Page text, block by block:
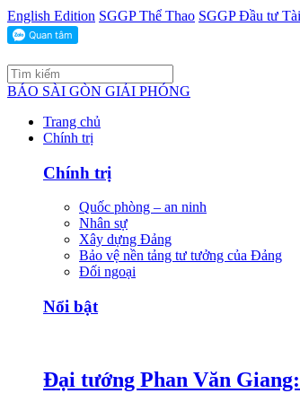
English Edition SGGP Thể Thao SGGP Đầu tư
BÁO SÀI GÒN GIẢI PHÓNG
Trang chủ
Chính trị
Chính trị
Quốc phòng – an ninh
Nhân sự
Xây dựng Đảng
Bảo vệ nền tảng tư tưởng của Đảng
Đối ngoại
Nổi bật
Đại tướng Phan Văn